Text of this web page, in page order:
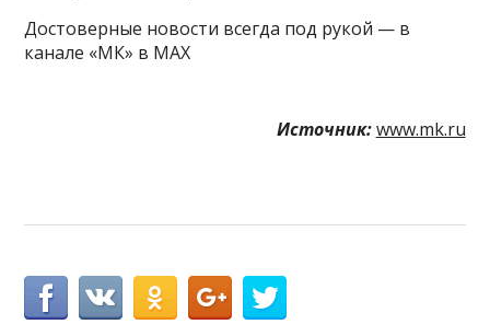
Достоверные новости всегда под рукой — в
канале «МК» в MAX
Источник: www.mk.ru